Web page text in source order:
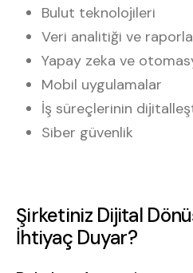
Bulut teknolojileri
Veri analitiği ve
Yapay zeka ve
Mobil uygulamalar
İş süreçlerinin
Siber güvenlik
Şirketiniz Dijital
İhtiyaç Duyar?